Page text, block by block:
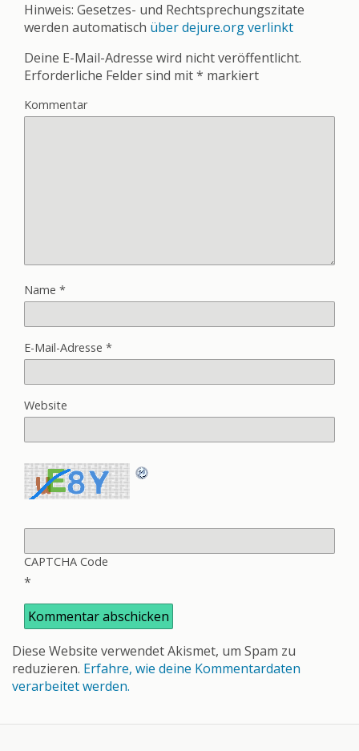
Hinweis: Gesetzes- und Rechtsprechungszitate
werden automatisch über dejure.org verlinkt
Deine E-Mail-Adresse wird nicht veröffentlicht.
Erforderliche Felder sind mit* markiert
Kommentar
Name *
E-Mail-Adresse *
Website
CAPTCHA Code
*
Diese Website verwendet Akismet, um Spam zu
reduzieren. Erfahre, wie deine Kommentardaten
verarbeitet werden.